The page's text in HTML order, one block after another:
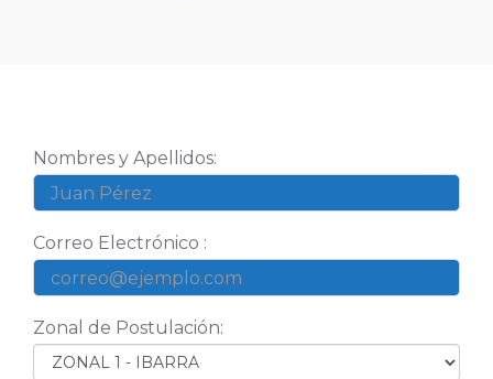
Nombres y Apellidos:
Correo Electrónico :
Zonal de Postulación: